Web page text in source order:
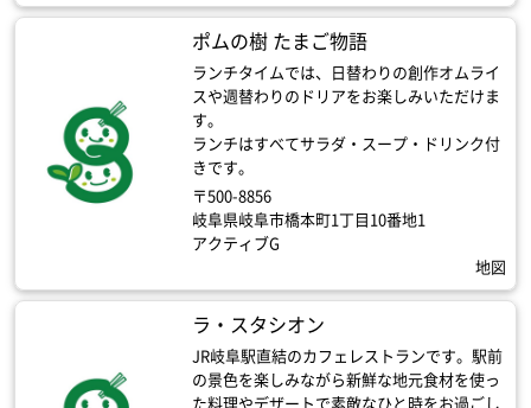
ポムの樹 たまご物語
ランチタイムでは、日替わりの創作オムライ
スや週替わりのドリアをお楽しみいただけま
す。
ランチはすべてサラダ・スープ・ドリンク付
きです。
〒500-8856
岐阜県岐阜市橋本町1丁目10番地1
アクティブG
地図
ラ・スタシオン
JR岐阜駅直結のカフェレストランです。駅前
の景色を楽しみながら新鮮な地元食材を使っ
た料理やデザートで素敵なひと時をお過ごし